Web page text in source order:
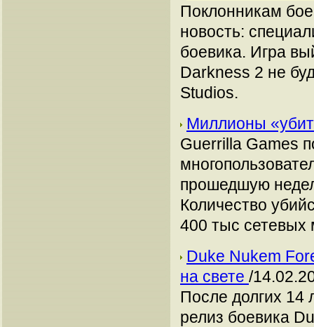
Поклонникам
новость:
боевика. Игра
Darkness 2 не
Studios.
Миллионы
Guerrilla Games
прошедшую
Количество
400 тыс сетевых
Duke Nukem
на свете /
После долгих 14
релиз боевика